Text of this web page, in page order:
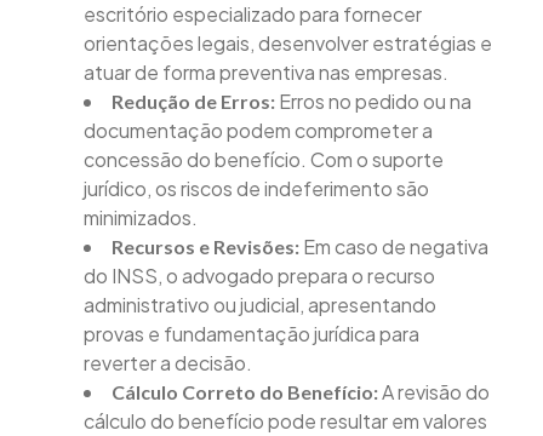
escritório especializado para fornecer
orientações legais, desenvolver estratégias e
atuar de forma preventiva nas empresas.
Redução de Erros: Erros no pedido ou na
documentação podem comprometer a
concessão do benefício. Com o suporte
jurídico, os riscos de indeferimento são
minimizados.
Recursos e Revisões: Em caso de negativa
do INSS, o advogado prepara o recurso
administrativo ou judicial, apresentando
provas e fundamentação jurídica para
reverter a decisão.
Cálculo Correto do Benefício:A revisão do
cálculo do benefício pode resultar em valores